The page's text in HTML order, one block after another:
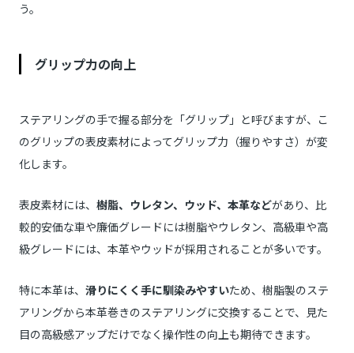
う。
グリップ力の向上
ステアリングの手で握る部分を「グリップ」と呼びますが、こ
のグリップの表皮素材によってグリップ力（握りやすさ）が変
化します。
表皮素材には、 樹脂、ウレタン、ウッド、本革などがあり、比
較的安価な車や廉価グレードには樹脂やウレタン、高級車や高
級グレードには、本革やウッドが採用されることが多いです。
特に本革は、 滑りにくく手に馴染みやすいため、樹脂製のステ
アリングから本革巻きのステアリングに交換することで、見た
目の高級感アップだけでなく操作性の向上も期待できます。